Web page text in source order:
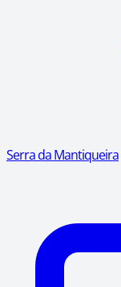
Serra da Mantiqueira